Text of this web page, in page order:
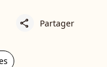
share Partager